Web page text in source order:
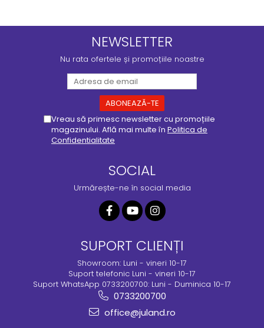
NEWSLETTER
Nu rata ofertele și promoțiile noastre
Vreau să primesc newsletter cu promoțiile
magazinului. Află mai multe în Politica de
Confidentialitate
SOCIAL
Urmărește-ne în social media
SUPORT CLIENȚI
Showroom: Luni - vineri 10-17
Suport telefonic Luni - vineri 10-17
Suport WhatsApp 0733200700: Luni - Duminica 10-17
0733200700
office@juland.ro